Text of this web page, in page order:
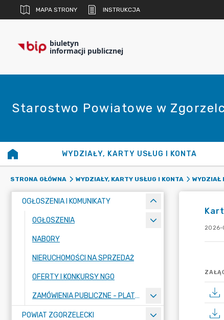
MAPA STRONY INSTRUKCJA
biuletyn
informacji publicznej
Starostwo Powiatowe w
WYDZIAŁY, KARTY USŁUG I KONTA
STRONA GŁÓWNA WYDZIAŁY, KARTY USŁUG I KONTA WYDZIAŁ
OGŁOSZENIA I KOMUNIKATY
OGŁOSZENIA
NABORY
NIERUCHOMOŚCI NA SPRZEDAŻ
OFERTY I KONKURSY NGO
ZAMÓWIENIA PUBLICZNE - PLATFORMA ZAKUPOWA
POWIAT ZGORZELECKI
2026-